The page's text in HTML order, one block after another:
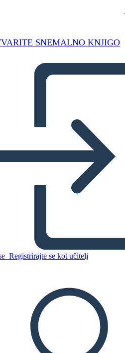
SNEMALNO KNJIGO
Registrirajte se kot učitelj
to snemalno knjigo
DIAPROJEKCIJE
PREBERI MI